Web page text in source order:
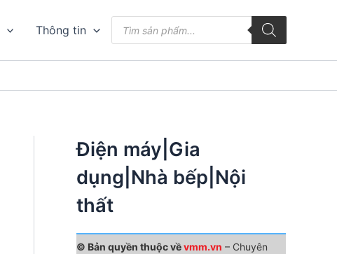
Thông tin
kiếm
phẩm
Điện máy|Gia
dụng|Nhà bếp|Nội
thất
© Bản quyền thuộc vềvmm.vn – Chuyên